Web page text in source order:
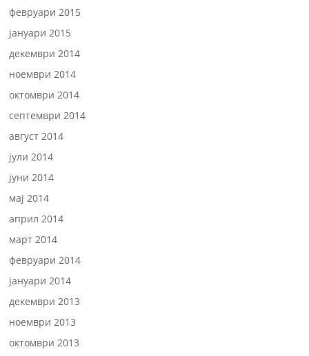
февруари 2015
јануари 2015
декември 2014
ноември 2014
октомври 2014
септември 2014
август 2014
јули 2014
јуни 2014
мај 2014
април 2014
март 2014
февруари 2014
јануари 2014
декември 2013
ноември 2013
октомври 2013